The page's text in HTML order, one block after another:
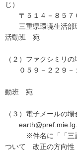
じ）
〒５１４－８５７
三重県環境生活部
活動班 宛
（２）ファクシミリの
０５９－２２９－
地球温暖
動班 宛
（３）電子メールの場
※件名に「「三重
ついて 改正の方向性